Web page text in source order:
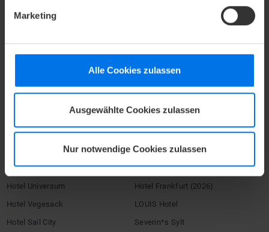
Marketing
Alle Cookies zulassen
Ausgewählte Cookies zulassen
Nur notwendige Cookies zulassen
Impressum
Firmenlogin
HOTELS
Hotel Airport
Grand Hotel Bremen
Hotel Galopprennbahn
Hotel Universum
Hotel Vegesack
Hotel Sail City
Congress Hotel Essen
Hotel Landgut Horn
Hotel Münster
Hotel Heidelberg
Hotel Frankfurt (2026)
LOUIS Hotel
Severin*s Sylt